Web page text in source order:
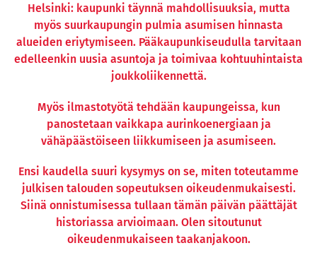
Helsinki: kaupunki täynnä mahdollisuuksia, mutta
myös suurkaupungin pulmia asumisen hinnasta
alueiden eriytymiseen. Pääkaupunkiseudulla tarvitaan
edelleenkin uusia asuntoja ja toimivaa kohtuuhintaista
joukkoliikennettä.
Myös ilmastotyötä tehdään kaupungeissa, kun
panostetaan vaikkapa aurinkoenergiaan ja
vähäpäästöiseen liikkumiseen ja asumiseen.
Ensi kaudella suuri kysymys on se, miten toteutamme
julkisen talouden sopeutuksen oikeudenmukaisesti.
Siinä onnistumisessa tullaan tämän päivän päättäjät
historiassa arvioimaan. Olen sitoutunut
oikeudenmukaiseen taakanjakoon.